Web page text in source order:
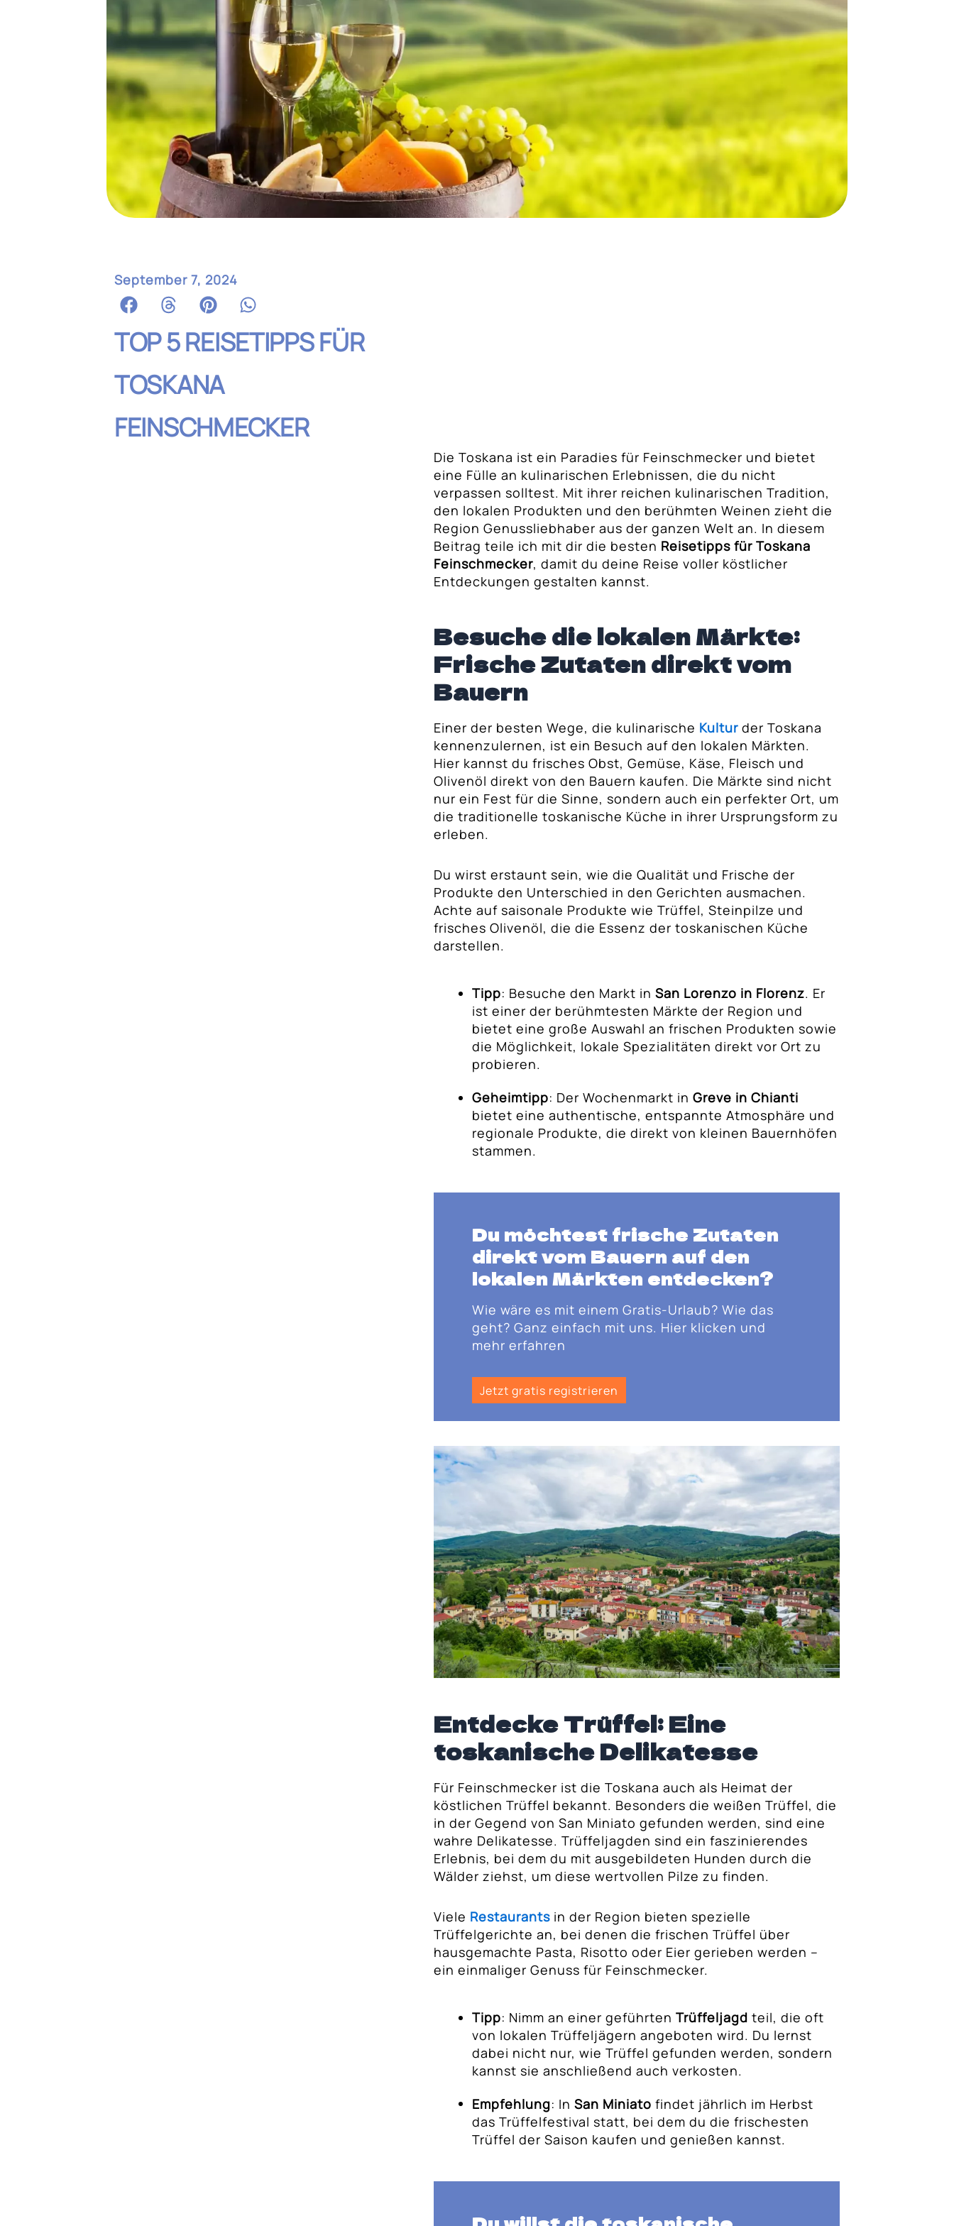
September 7, 2024
TOP 5 REISETIPPS FÜR
TOSKANA
FEINSCHMECKER
Die Toskana ist ein Paradies für Feinschmecker und bietet
eine Fülle an kulinarischen Erlebnissen, die du nicht
verpassen solltest. Mit ihrer reichen kulinarischen Tradition,
den lokalen Produkten und den berühmten Weinen zieht die
Region Genussliebhaber aus der ganzen Welt an. In diesem
Beitrag teile ich mit dir die besten Reisetipps für Toskana
Feinschmecker, damit du deine Reise voller köstlicher
Entdeckungen gestalten kannst.
Besuche die lokalen Märkte:
Frische Zutaten direkt vom
Bauern
Einer der besten Wege, die kulinarische Kultur der Toskana
kennenzulernen, ist ein Besuch auf den lokalen Märkten.
Hier kannst du frisches Obst, Gemüse, Käse, Fleisch und
Olivenöl direkt von den Bauern kaufen. Die Märkte sind nicht
nur ein Fest für die Sinne, sondern auch ein perfekter Ort, um
die traditionelle toskanische Küche in ihrer Ursprungsform zu
erleben.
Du wirst erstaunt sein, wie die Qualität und Frische der
Produkte den Unterschied in den Gerichten ausmachen.
Achte auf saisonale Produkte wie Trüffel, Steinpilze und
frisches Olivenöl, die die Essenz der toskanischen Küche
darstellen.
Tipp: Besuche den Markt inSan Lorenzo in Florenz. Er
ist einer der berühmtesten Märkte der Region und
bietet eine große Auswahl an frischen Produkten sowie
die Möglichkeit, lokale Spezialitäten direkt vor Ort zu
probieren.
Geheimtipp: Der Wochenmarkt inGreve in Chianti
bietet eine authentische, entspannte Atmosphäre und
regionale Produkte, die direkt von kleinen Bauernhöfen
stammen.
Du möchtest frische Zutaten
direkt vom Bauern auf den
lokalen Märkten entdecken?
Wie wäre es mit einem Gratis-Urlaub? Wie das
geht? Ganz einfach mit uns. Hier klicken und
mehr erfahren
Jetzt gratis registrieren
Entdecke Trüffel: Eine
toskanische Delikatesse
Für Feinschmecker ist die Toskana auch als Heimat der
köstlichen Trüffel bekannt. Besonders die weißen Trüffel, die
in der Gegend von San Miniato gefunden werden, sind eine
wahre Delikatesse. Trüffeljagden sind ein faszinierendes
Erlebnis, bei dem du mit ausgebildeten Hunden durch die
Wälder ziehst, um diese wertvollen Pilze zu finden.
Viele Restaurants in der Region bieten spezielle
Trüffelgerichte an, bei denen die frischen Trüffel über
hausgemachte Pasta, Risotto oder Eier gerieben werden –
ein einmaliger Genuss für Feinschmecker.
Tipp: Nimm an einer geführtenTrüffeljagd teil, die oft
von lokalen Trüffeljägern angeboten wird. Du lernst
dabei nicht nur, wie Trüffel gefunden werden, sondern
kannst sie anschließend auch verkosten.
Empfehlung: InSan Miniato findet jährlich im Herbst
das Trüffelfestival statt, bei dem du die frischesten
Trüffel der Saison kaufen und genießen kannst.